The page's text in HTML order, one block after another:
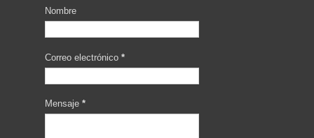
Nombre
Correo electrónico *
Mensaje *